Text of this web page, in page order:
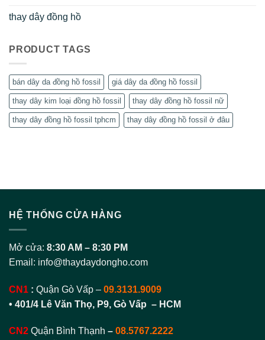
thay dây đồng hồ
PRODUCT TAGS
bán dây da đồng hồ fossil giá dây da đồng hồ fossil
thay dây kim loại đồng hồ fossil thay dây đồng hồ fossil nữ
thay dây đồng hồ fossil tphcm thay dây đồng hồ fossil ở đâu
HỆ THỐNG CỬA HÀNG
Mở cửa: 8:30 AM – 8:30 PM
Email: info@thaydaydongho.com
CN1 : Quận Gò Vấp – 09.3131.9009
• 401/4 Lê Văn Thọ, P9, Gò Vấp – HCM
CN2 Quận Bình Thạnh – 08.5767.2222